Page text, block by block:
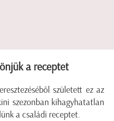
a receptet
született ez az
szezonban kihagyhatatlan
a családi receptet.